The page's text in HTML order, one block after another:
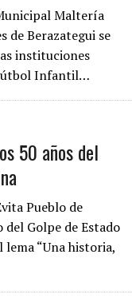
Maltería
de Berazategui se
instituciones
Infantil…
50 años del
Pueblo de
Golpe de Estado
“Una historia,